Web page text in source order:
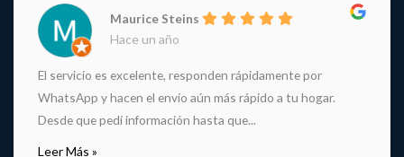
Maurice Steins
Hace un año
El servicio es excelente, responden rápidamente por
WhatsApp y hacen el envío aún más rápido a tu hogar.
Desde que pedí información hasta que...
Leer Más »